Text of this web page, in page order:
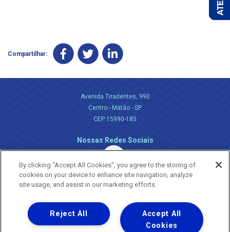
Compartilhar:
Avenida Tiradentes, 990
Centro - Matão - SP
CEP 15990-185
Nossas Redes Sociais
Uma empresa
Copyright ® 2026 - Todos os Direitos Reservados.
By clicking “Accept All Cookies”, you agree to the storing of
cookies on your device to enhance site navigation, analyze
site usage, and assist in our marketing efforts.
Accept All
Cookies
Reject All